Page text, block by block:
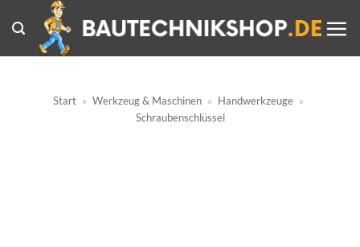
Inhalt
springen
Start » Werkzeug & Maschinen » Handwerkzeuge »
Schraubenschlüssel